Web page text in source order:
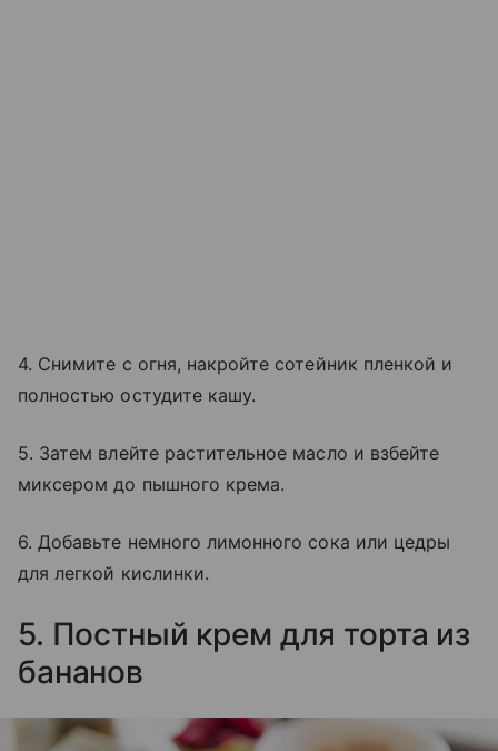
4. Снимите с огня, накройте сотейник пленкой и
полностью остудите кашу.
5. Затем влейте растительное масло и взбейте
миксером до пышного крема.
6. Добавьте немного лимонного сока или цедры
для легкой кислинки.
5. Постный крем для торта из
бананов